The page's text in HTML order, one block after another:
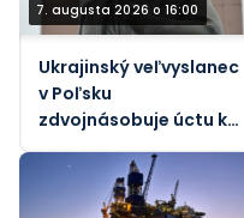
7. augusta 2026 o 16:00
Ukrajinský veľvyslanec
v Poľsku
zdvojnásobuje úctu k
nacistickým
kolaborantom